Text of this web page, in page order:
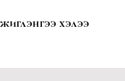
хэлээ